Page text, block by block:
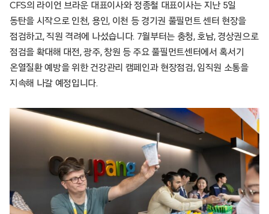
CFS의 라이언 브라운 대표이사와 정종철 대표이사는 지난 5일
동탄을 시작으로 인천, 용인, 이천 등 경기권 풀필먼트 센터 현장을
점검하고, 직원 격려에 나섰습니다. 7월부터는 충청, 호남, 경상권으로
점검을 확대해 대전, 광주, 창원 등 주요 풀필먼트센터에서 혹서기
온열질환 예방을 위한 건강관리 캠페인과 현장점검, 임직원 소통을
지속해 나갈 예정입니다.